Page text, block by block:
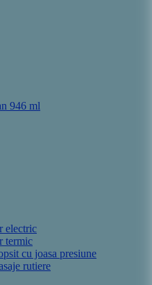
946 ml
electric
termic
cu joasa presiune
rutiere